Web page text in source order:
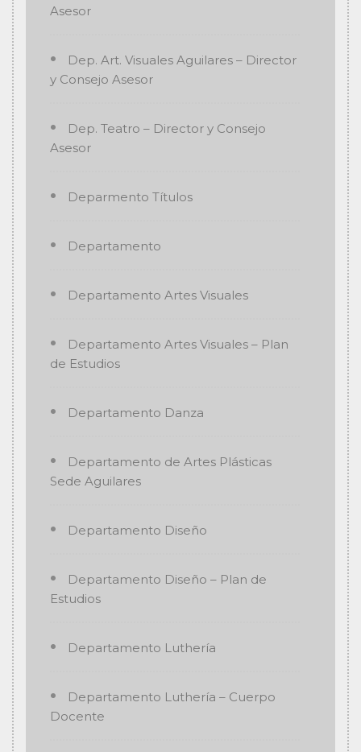
Asesor
Dep. Art. Visuales Aguilares – Director
y Consejo Asesor
Dep. Teatro – Director y Consejo
Asesor
Deparmento Títulos
Departamento
Departamento Artes Visuales
Departamento Artes Visuales – Plan
de Estudios
Departamento Danza
Departamento de Artes Plásticas
Sede Aguilares
Departamento Diseño
Departamento Diseño – Plan de
Estudios
Departamento Luthería
Departamento Luthería – Cuerpo
Docente